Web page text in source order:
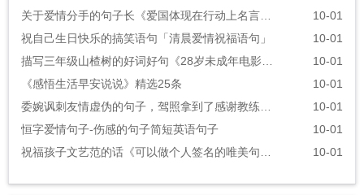
10-01
祝自己生日快乐的搞笑语句「清晨爱情祝福语句」
10-01
10-01
《感悟生活早安说说》精选25条
10-01
10-01
恒字爱情句子-伤感的句子简短英语句子
10-01
10-01